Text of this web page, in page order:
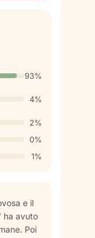
93%
4%
2%
0%
1%
e il
ha avuto
Poi